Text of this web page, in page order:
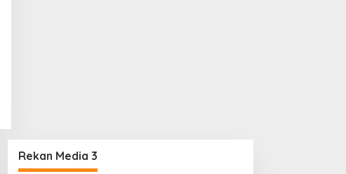
Rekan Media 3